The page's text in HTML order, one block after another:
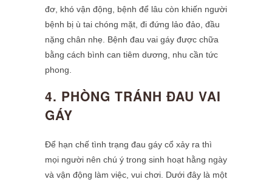
đơ, khó vận động, bệnh để lâu còn khiến người
bệnh bị ù tai chóng mặt, đi đứng lảo đảo, đầu
nặng chân nhẹ. Bệnh đau vai gáy được chữa
bằng cách bình can tiêm dương, nhu cần tức
phong.
4. PHÒNG TRÁNH ĐAU VAI
GÁY
Để hạn chế tình trạng đau gáy cổ xảy ra thì
mọi người nên chú ý trong sinh hoạt hằng ngày
và vận động làm việc, vui chơi. Dưới đây là một